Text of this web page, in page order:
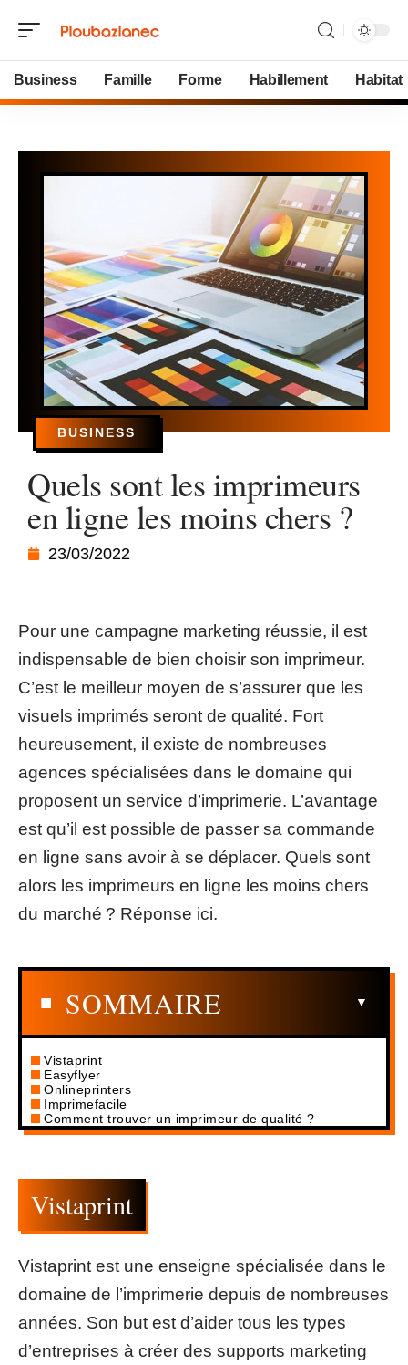
Business Famille Forme Habillement Habitat
BUSINESS
Quels sont les imprimeurs
en ligne les moins chers ?
23/03/2022
Pour une campagne marketing réussie, il est
indispensable de bien choisir son imprimeur.
C’est le meilleur moyen de s’assurer que les
visuels imprimés seront de qualité. Fort
heureusement, il existe de nombreuses
agences spécialisées dans le domaine qui
proposent un service d’imprimerie. L’avantage
est qu’il est possible de passer sa commande
en ligne sans avoir à se déplacer. Quels sont
alors les imprimeurs en ligne les moins chers
du marché ? Réponse ici.
SOMMAIRE
Vistaprint
Easyflyer
Onlineprinters
Imprimefacile
Comment trouver un imprimeur de qualité ?
Vistaprint
Vistaprint est une enseigne spécialisée dans le
domaine de l’imprimerie depuis de nombreuses
années. Son but est d’aider tous les types
d’entreprises à créer des supports marketing